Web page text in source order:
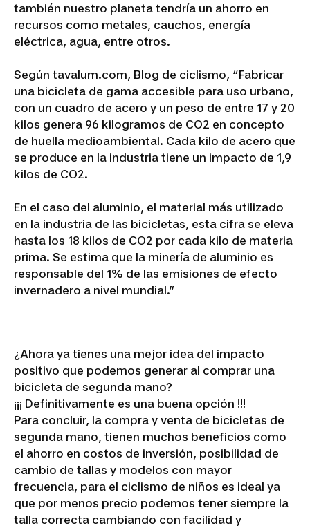
también nuestro planeta tendría un ahorro en
recursos como metales, cauchos, energía
eléctrica, agua, entre otros.
Según tavalum.com, Blog de ciclismo, “Fabricar
una bicicleta de gama accesible para uso urbano,
con un cuadro de acero y un peso de entre 17 y 20
kilos genera 96 kilogramos de CO2 en concepto
de huella medioambiental. Cada kilo de acero que
se produce en la industria tiene un impacto de 1,9
kilos de CO2.
En el caso del aluminio, el material más utilizado
en la industria de las bicicletas, esta cifra se eleva
hasta los 18 kilos de CO2 por cada kilo de materia
prima. Se estima que la minería de aluminio es
responsable del 1% de las emisiones de efecto
invernadero a nivel mundial.”
¿Ahora ya tienes una mejor idea del impacto
positivo que podemos generar al comprar una
bicicleta de segunda mano?
¡¡¡ Definitivamente es una buena opción !!!
Para concluir, la compra y venta de bicicletas de
segunda mano, tienen muchos beneficios como
el ahorro en costos de inversión, posibilidad de
cambio de tallas y modelos con mayor
frecuencia, para el ciclismo de niños es ideal ya
que por menos precio podemos tener siempre la
talla correcta cambiando con facilidad y